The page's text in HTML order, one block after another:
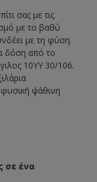
σας με τις
με το βαθύ
με τη φύση.
δόση από το
10YY 30/106.
ψάθινη
σε ένα